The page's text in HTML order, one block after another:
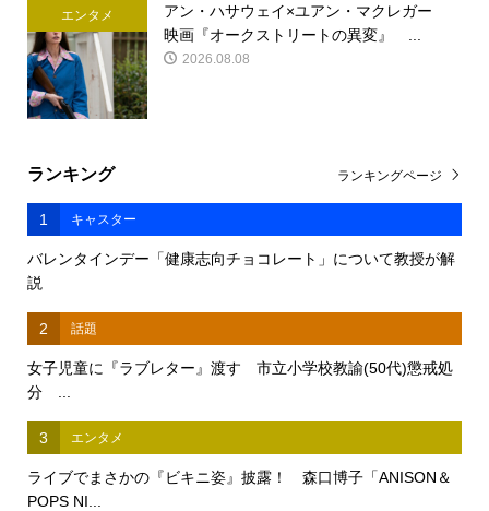
エンタメ
アン・ハサウェイ×ユアン・マクレガー
映画『オークストリートの異変』 ...
2026.08.08
ランキング
1 キャスター
バレンタインデー「健康志向チョコレート」について教授が解
説
2 話題
女子児童に『ラブレター』渡す 市立小学校教諭(50代)懲戒処
分 ...
3 エンタメ
ライブでまさかの『ビキニ姿』披露！ 森口博子「ANISON＆
POPS NI...
ランキングページ